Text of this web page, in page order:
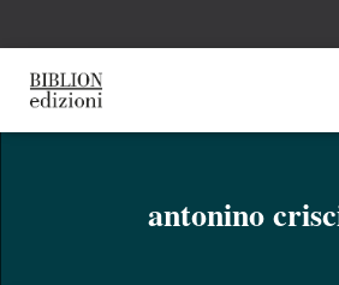
antonino